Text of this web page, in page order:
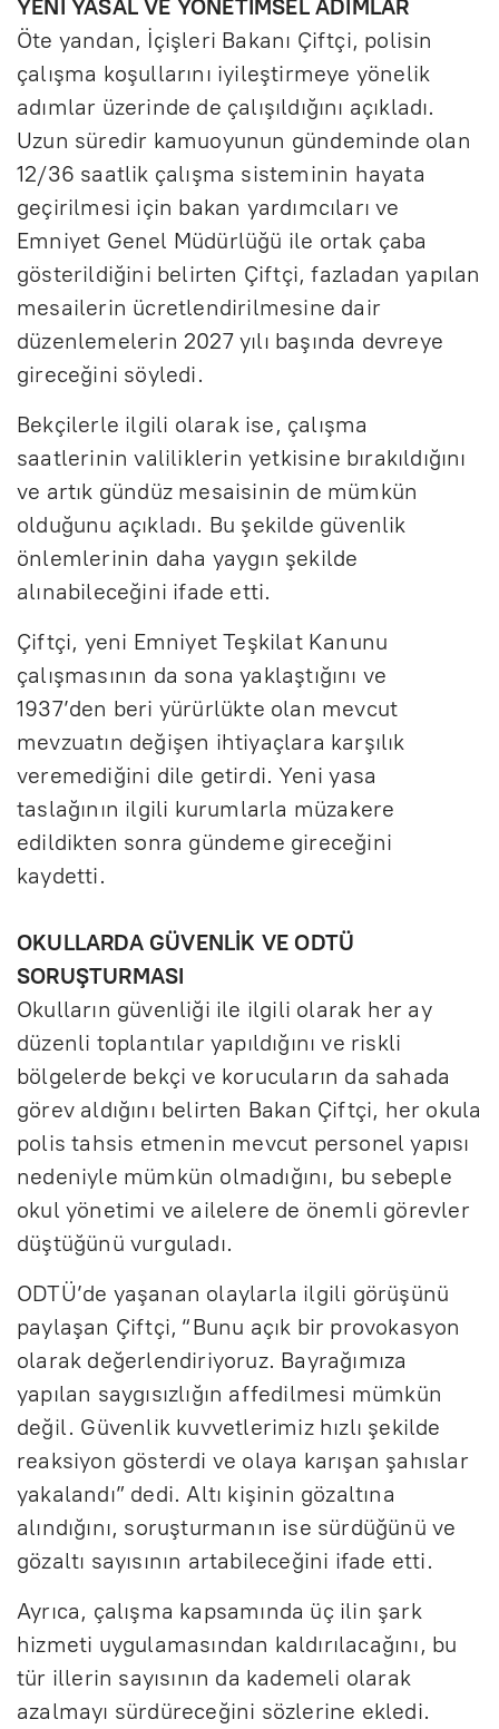
YENİ YASAL VE YÖNETİMSEL ADIMLAR
Öte yandan, İçişleri Bakanı Çiftçi, polisin
çalışma koşullarını iyileştirmeye yönelik
adımlar üzerinde de çalışıldığını açıkladı.
Uzun süredir kamuoyunun gündeminde olan
12/36 saatlik çalışma sisteminin hayata
geçirilmesi için bakan yardımcıları ve
Emniyet Genel Müdürlüğü ile ortak çaba
gösterildiğini belirten Çiftçi, fazladan yapılan
mesailerin ücretlendirilmesine dair
düzenlemelerin 2027 yılı başında devreye
gireceğini söyledi.
Bekçilerle ilgili olarak ise, çalışma
saatlerinin valiliklerin yetkisine bırakıldığını
ve artık gündüz mesaisinin de mümkün
olduğunu açıkladı. Bu şekilde güvenlik
önlemlerinin daha yaygın şekilde
alınabileceğini ifade etti.
Çiftçi, yeni Emniyet Teşkilat Kanunu
çalışmasının da sona yaklaştığını ve
1937’den beri yürürlükte olan mevcut
mevzuatın değişen ihtiyaçlara karşılık
veremediğini dile getirdi. Yeni yasa
taslağının ilgili kurumlarla müzakere
edildikten sonra gündeme gireceğini
kaydetti.
OKULLARDA GÜVENLİK VE ODTÜ
SORUŞTURMASI
Okulların güvenliği ile ilgili olarak her ay
düzenli toplantılar yapıldığını ve riskli
bölgelerde bekçi ve korucuların da sahada
görev aldığını belirten Bakan Çiftçi, her okula
polis tahsis etmenin mevcut personel yapısı
nedeniyle mümkün olmadığını, bu sebeple
okul yönetimi ve ailelere de önemli görevler
düştüğünü vurguladı.
ODTÜ’de yaşanan olaylarla ilgili görüşünü
paylaşan Çiftçi, “Bunu açık bir provokasyon
olarak değerlendiriyoruz. Bayrağımıza
yapılan saygısızlığın affedilmesi mümkün
değil. Güvenlik kuvvetlerimiz hızlı şekilde
reaksiyon gösterdi ve olaya karışan şahıslar
yakalandı” dedi. Altı kişinin gözaltına
alındığını, soruşturmanın ise sürdüğünü ve
gözaltı sayısının artabileceğini ifade etti.
Ayrıca, çalışma kapsamında üç ilin şark
hizmeti uygulamasından kaldırılacağını, bu
tür illerin sayısının da kademeli olarak
azalmayı sürdüreceğini sözlerine ekledi.